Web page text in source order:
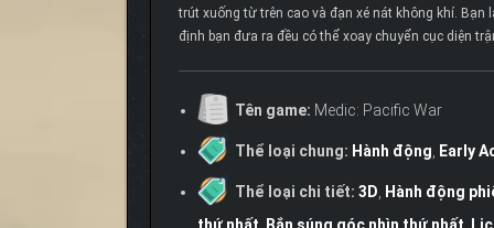
trút xuống từ trên cao và đạn xé nát không khí.
định bạn đưa ra đều có thể xoay chuyển cục diện
Tên game: Medic: Pacific War
Thể loại chung: Hành động, Early
Thể loại chi tiết: 3D, Hành động